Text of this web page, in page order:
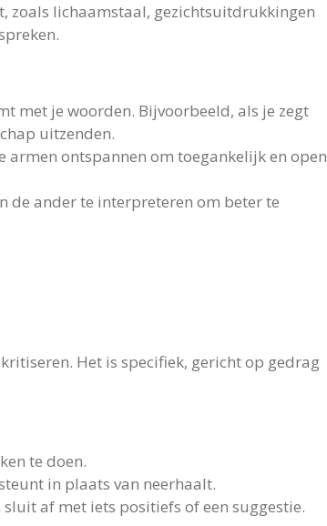
zoals lichaamstaal, gezichtsuitdrukkingen
met je woorden. Bijvoorbeeld, als je zegt
uitzenden.
armen ontspannen om toegankelijk en open
de ander te interpreteren om beter te
Het is specifiek, gericht op gedrag
te doen.
in plaats van neerhaalt.
af met iets positiefs of een suggestie.